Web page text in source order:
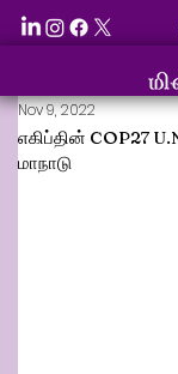
எகிப்தின் COP27
மாநாடு
Nov 9, 2022